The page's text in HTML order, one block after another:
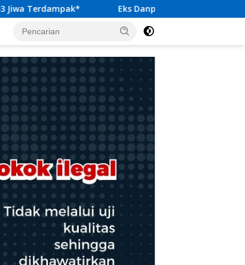
Eks Danpuspom TNI Nazali Lempo Didorong Jadi Kandidat